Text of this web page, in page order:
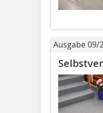
Ausgabe 09/